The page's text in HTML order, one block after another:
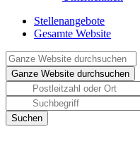
Stellenangebote
Gesamte Website